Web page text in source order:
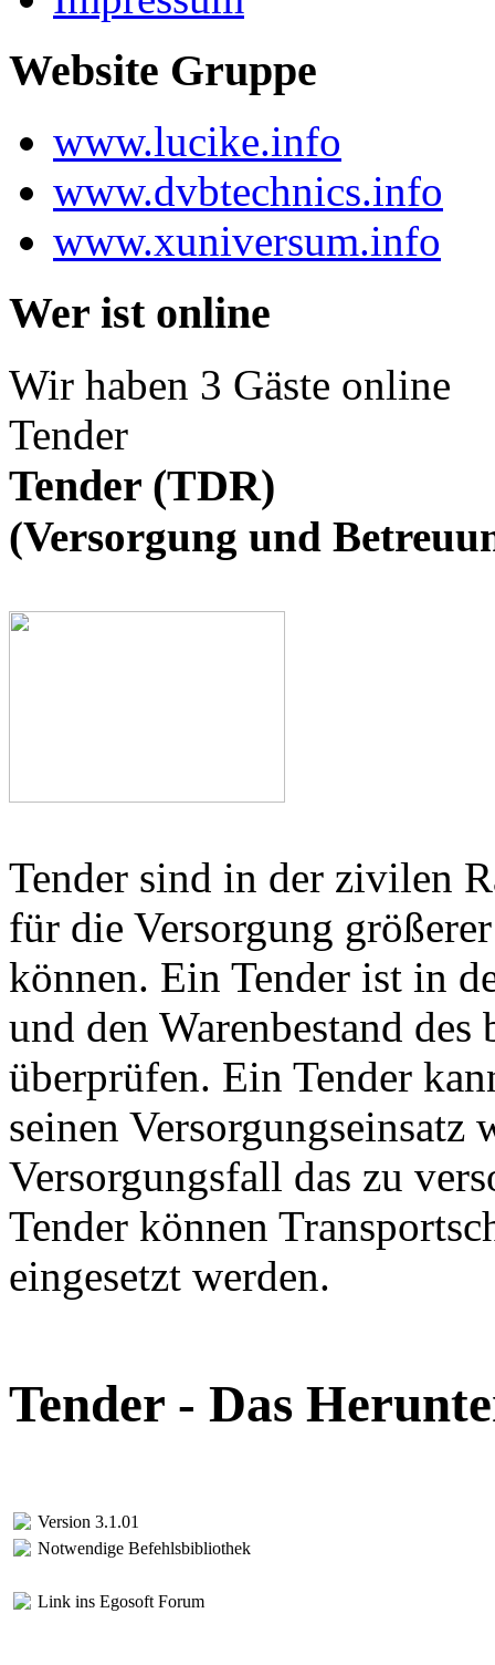
Website Gruppe
www.lucike.info
www.dvbtechnics.info
www.xuniversum.info
Wer ist online
Wir haben 3 Gäste online
Tender
Tender (TDR)
(Versorgung und
Tender sind in der zivilen
für die Versorgung
können. Ein Tender ist in
und den Warenbestand
überprüfen. Ein Tender
seinen Versorgungseinsatz
Versorgungsfall das zu
Tender können
eingesetzt werden.
Tender - Das
Version 3.1.01
Notwendige Befehlsbibliothek
Link ins Egosoft Forum